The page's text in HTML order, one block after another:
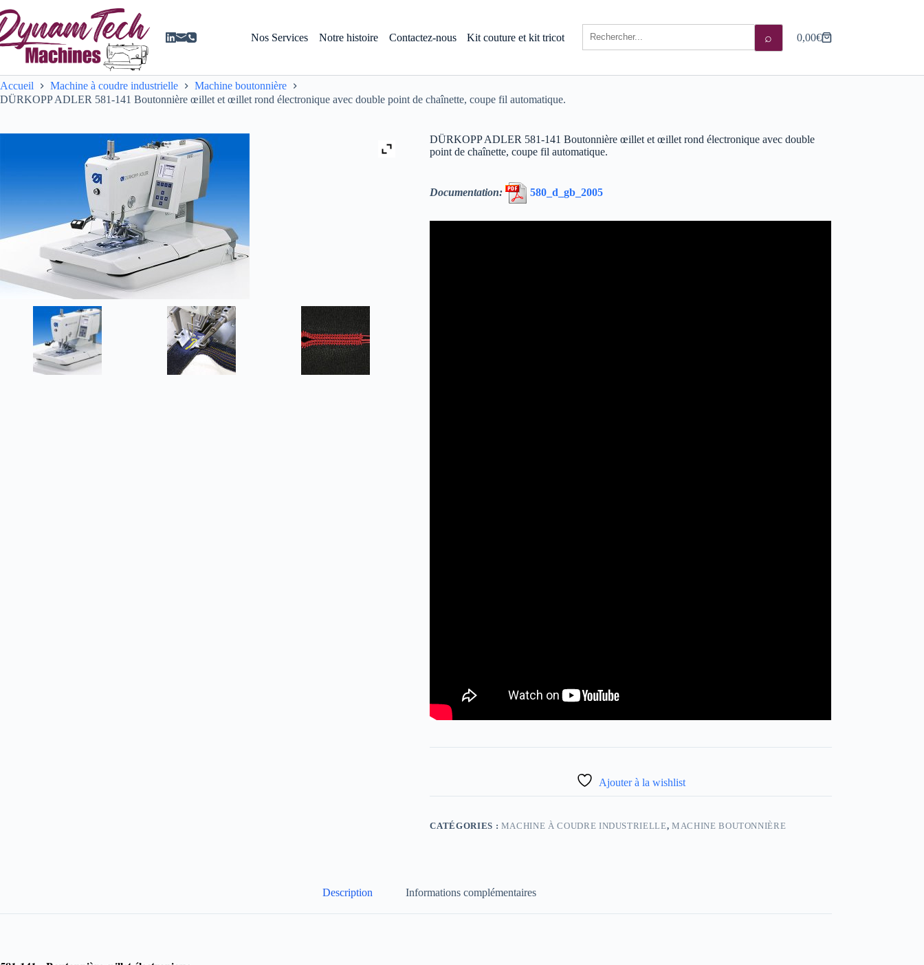
au
contenu
Nos Services Notre histoire Contactez-nous Kit couture et kit tricot ⌕
Panier
0,00€
Accueil Machine à coudre industrielle
Machine boutonnière
DÜRKOPP ADLER 581-141 Boutonnière œillet et œillet rond électronique avec double point de chaînette, coupe fil automatique.
DÜRKOPP ADLER 581-141 Boutonnière œillet et œillet rond électronique avec double
point de chaînette, coupe fil automatique.
Documentation: 580_d_gb_2005
Ajouter à la wishlist
CATÉGORIES : MACHINE À COUDRE INDUSTRIELLE, MACHINE BOUTONNIÈRE
Description Informations complémentaires